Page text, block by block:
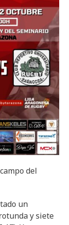
del
un
y siete